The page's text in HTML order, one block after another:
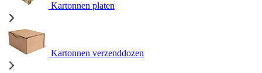
Kartonnen platen
Kartonnen verzenddozen